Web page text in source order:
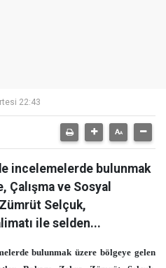
22:43
incelemelerde bulunmak
ve Sosyal
Selçuk,
ile selden...
bulunmak üzere bölgeye gelen